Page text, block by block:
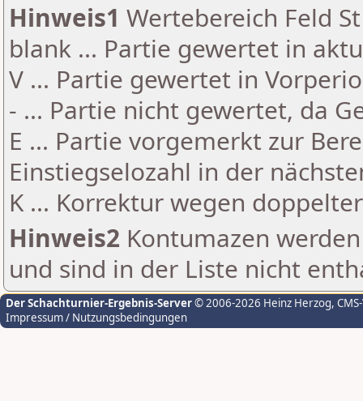
Hinweis1 Wertebereich Feld
blank ... Partie gewertet in
V ... Partie gewertet in
- ... Partie nicht gewertet, da
E ... Partie vorgemerkt zur
Einstiegselozahl in der
K ... Korrektur wegen
Hinweis2 Kontumazen
und sind in der Liste nicht
Der Schachturnier-Ergebnis-Server© 2006-2026 Heinz Herzog,
Impressum / Nutzungsbedingungen